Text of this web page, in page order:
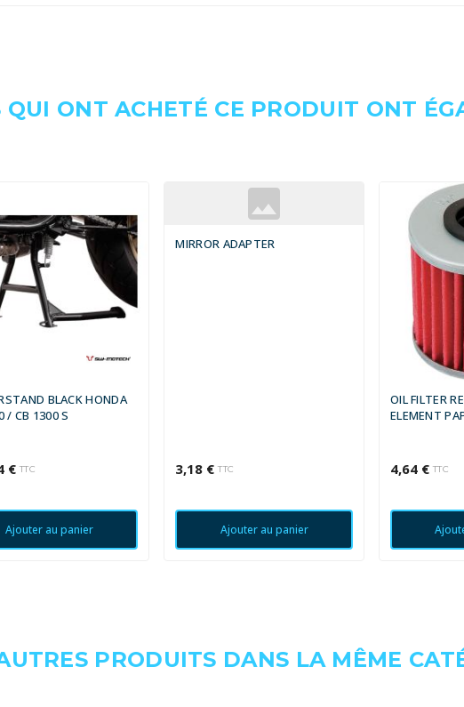
QUI ONT ACHETÉ CE PRODUIT ONT
BLACK HONDA
/ CB 1300 S
€ TTC
Ajouter au panier
MIRROR ADAPTER
3,18 € TTC
Ajouter au panier
OIL FILTER
ELEMENT
4,64 € TTC
PRODUITS DANS LA MÊME